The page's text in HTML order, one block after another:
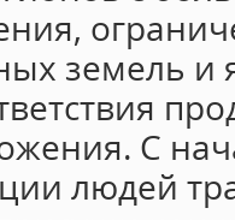
земель и
С
людей